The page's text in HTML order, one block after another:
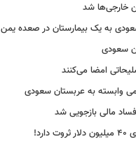
خارجی‌ها شد
به یک بیمارستان در صعده یمن
سعودی
امضا می‌کنند
وابسته به عربستان سعودی
مالی بازجویی شد